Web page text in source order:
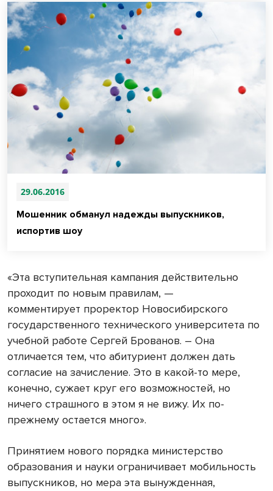
29.06.2016
Мошенник обманул надежды выпускников,
испортив шоу
«Эта вступительная кампания действительно
проходит по новым правилам, —
комментирует проректор Новосибирского
государственного технического университета по
учебной работе Сергей Брованов. – Она
отличается тем, что абитуриент должен дать
согласие на зачисление. Это в какой-то мере,
конечно, сужает круг его возможностей, но
ничего страшного в этом я не вижу. Их по-
прежнему остается много».
Принятием нового порядка министерство
образования и науки ограничивает мобильность
выпускников, но мера эта вынужденная,